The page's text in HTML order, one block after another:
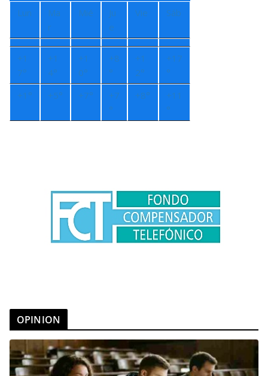
Lun
Ma
r
Mié
Ju
e
Vie Sáb
+1
7°
+1
4°
+1
0°
+8
°
+1
2°
+17
°
+1° +5° +7° +7
°
+8° +11
°
OPINION